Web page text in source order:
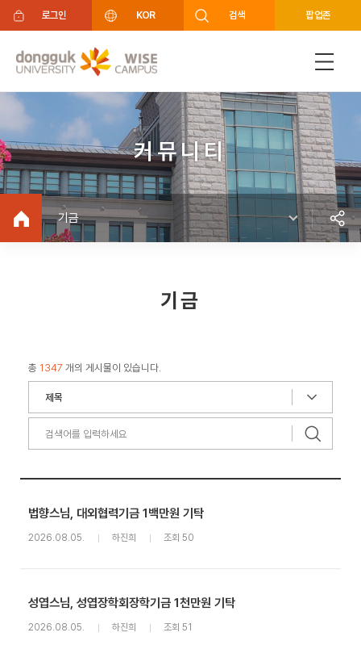
주메뉴 바로가기
푸터 바로가기
로그인 KOR 검색 팝업존
커뮤니티
기금
기금
총 1347 개의 게시물이 있습니다.
법향스님, 대외협력기금 1백만원 기탁
2026.08.05. 하진희 조회 50
성엽스님, 성엽장학회장학기금 1천만원 기탁
2026.08.05. 하진희 조회 51